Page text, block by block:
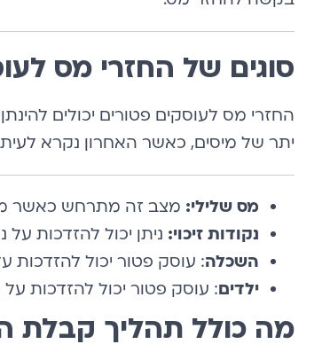
סוגים של החזרי מס
החזרי מס לעוסקים פטורים יכולים
יתר של מיסים, כאשר האחרון נקרא
מס שלילי: מצב זה מתרחש כאשר
נקודות זיכוי: ניתן יכול להזדכות על
השכלה: עוסק פטור יכול להזדכות
ילדים: עוסק פטור יכול להזדכות על
מה כולל תהליך קבלת